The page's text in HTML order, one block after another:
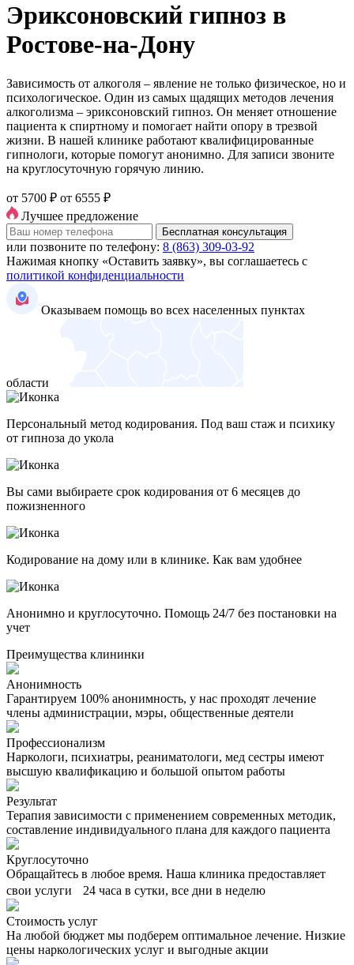
Эриксоновский гипноз в
Ростове-на-Дону
Зависимость от алкоголя – явление не только физическое, но и
психологическое. Один из самых щадящих методов лечения
алкоголизма – эриксоновский гипноз. Он меняет отношение
пациента к спиртному и помогает найти опору в трезвой
жизни. В нашей клинике работают квалифицированные
гипнологи, которые помогут анонимно. Для записи звоните
на круглосуточную горячую линию.
от 5700 ₽ от 6555 ₽
Лучшее предложение
Бесплатная консультация
или позвоните по телефону: 8 (863) 309-03-92
Нажимая кнопку «Оставить заявку», вы соглашаетесь с
политикой конфиденциальности
Оказываем помощь во всех населенных пунктах
области
Персональный метод кодирования. Под ваш стаж и психику
от гипноза до укола
Вы сами выбираете срок кодирования от 6 месяцев до
пожизненного
Кодирование на дому или в клинике. Как вам удобнее
Анонимно и круглосуточно. Помощь 24/7 без постановки на
учет
Преимущества клининки
Анонимность
Гарантируем 100% анонимность, у нас проходят лечение
члены администрации, мэры, общественные деятели
Профессионализм
Наркологи, психиатры, реаниматологи, мед сестры имеют
высшую квалификацию и большой опытом работы
Результат
Терапия зависимости с применением современных методик,
составление индивидуального плана для каждого пациента
Круглосуточно
Обращайтесь в любое время. Наша клиника предоставляет
свои услуги 24 часа в сутки, все дни в неделю
Стоимость услуг
На любой бюджет мы подберем оптимальное лечение. Низкие
цены наркологических услуг и выгодные акции